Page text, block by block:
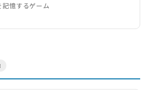
記憶するゲーム